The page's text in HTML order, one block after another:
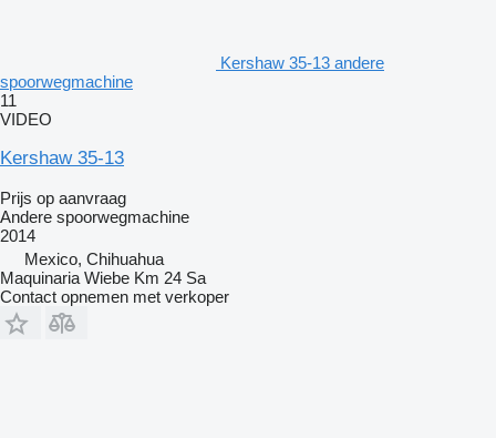
Kershaw 35-13 andere
spoorwegmachine
11
VIDEO
Kershaw 35-13
Prijs op aanvraag
Andere spoorwegmachine
2014
Mexico, Chihuahua
Maquinaria Wiebe Km 24 Sa
Contact opnemen met verkoper